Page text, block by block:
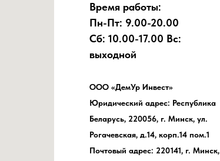
Время работы:
Пн-Пт: 9.00-20.00
Сб: 10.00-17.00 Вс:
выходной
ООО «ДемУр Инвест»
Юридический адрес: Республика
Беларусь, 220056, г. Минск, ул.
Рогачевская, д.14, корп.14 пом.1
Почтовый адрес: 220141, г. Минск,